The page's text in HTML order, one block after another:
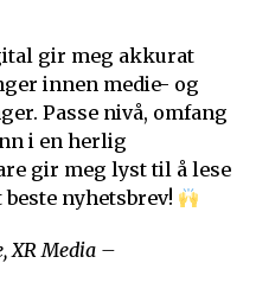
gir meg akkurat
innen medie- og
Passe nivå, omfang
i en herlig
gir meg lyst til å lese
nyhetsbrev!
XR Media –